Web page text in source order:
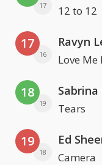
17 12 to 12
17
16
Ravyn
Love Me
18
19 Tears
19
18
Ed
Camera